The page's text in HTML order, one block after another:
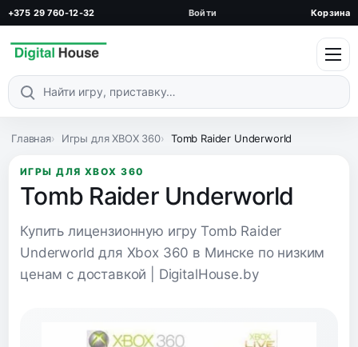
+375 29 760-12-32 Войти Корзина
Поиск по каталогу
Главная Игры для XBOX 360 Tomb Raider Underworld
ИГРЫ ДЛЯ XBOX 360
Tomb Raider Underworld
Купить лицензионную игру Tomb Raider
Underworld для Xbox 360 в Минске по низким
ценам с доставкой | DigitalHouse.by